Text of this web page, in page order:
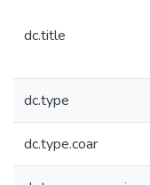
dc.title
dc.type
dc.type.coar